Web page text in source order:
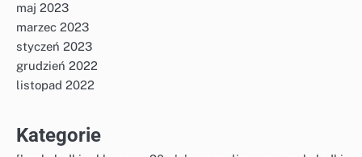
maj 2023
marzec 2023
styczeń 2023
grudzień 2022
listopad 2022
Kategorie